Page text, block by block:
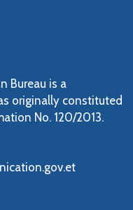
Bureau is a
originally constituted
No. 120/2013.